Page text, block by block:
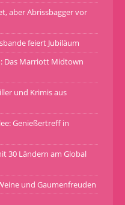
aber Abrissbagger vor
feiert Jubiläum
Das Marriott Midtown
und Krimis aus
Genießertreff in
30 Ländern am Global
und Gaumenfreuden